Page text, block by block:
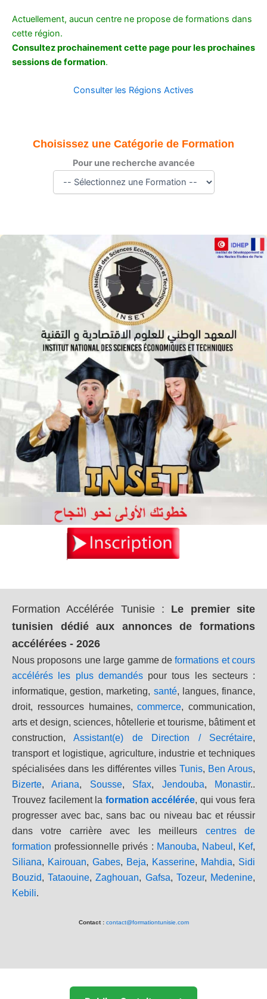
Actuellement, aucun centre ne propose de formations dans
cette région.
Consultez prochainement cette page pour les prochaines
sessions de formation.
Consulter les Régions Actives
Choisissez une Catégorie de Formation
Pour une recherche avancée
Formation Accélérée Tunisie: Le premier site
tunisien dédié aux annonces de formations
accélérées - 2026
Nous proposons une large gamme deformations et cours
accélérés les plus demandéspour tous les secteurs :
informatique, gestion, marketing, santé, langues, finance,
droit, ressources humaines,commerce, communication,
arts et design, sciences, hôtellerie et tourisme, bâtiment et
construction,Assistant(e) de Direction / Secrétaire,
transport et logistique, agriculture, industrie et techniques
spécialisées dans les différentes villes Tunis, Ben Arous,
Bizerte,Ariana, Sousse, Sfax, Jendouba, Monastir..
Trouvez facilement la formation accélérée, qui vous fera
progresser avec bac, sans bac ou niveau bac et réussir
dans votre carrière avec les meilleurs centres de
formation professionnelle privés : Manouba, Nabeul , Kef,
Siliana, Kairouan, Gabes, Beja, Kasserine, Mahdia, Sidi
Bouzid,Tataouine,Zaghouan, Gafsa, Tozeur, Medenine,
Kebili.
Contact : contact@formationtunisie.com